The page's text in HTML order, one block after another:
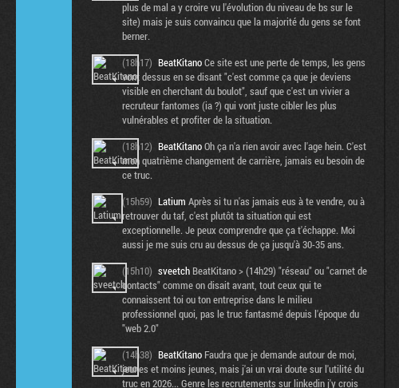
plus de mal a y croire vu l'évolution du niveau de bs sur le
site) mais je suis convaincu que la majorité du gens se font
berner.
(18h17) BeatKitanoCe site est une perte de temps, les gens
vont dessus en se disant "c'est comme ça que je deviens
visible en cherchant du boulot", sauf que c'est un vivier a
recruteur fantomes (ia ?) qui vont juste cibler les plus
vulnérables et profiter de la situation.
(18h12) BeatKitanoOh ça n'a rien avoir avec l'age hein. C'est
mon quatrième changement de carrière, jamais eu besoin de
ce truc.
(15h59) Latium Après si tu n'as jamais eus à te vendre, ou à
retrouver du taf, c'est plutôt ta situation qui est
exceptionnelle. Je peux comprendre que ça t'échappe. Moi
aussi je me suis cru au dessus de ça jusqu'à 30-35 ans.
(15h10) sveetch BeatKitano > (14h29) "réseau" ou "carnet de
contacts" comme on disait avant, tout ceux qui te
connaissent toi ou ton entreprise dans le milieu
professionnel quoi, pas le truc fantasmé depuis l'époque du
"web 2.0"
(14h38) BeatKitano Faudra que je demande autour de moi,
jeunes et moins jeunes, mais j'ai un vrai doute sur l'utilité du
truc en 2026... Genre les recrutements sur linkedin j'y crois